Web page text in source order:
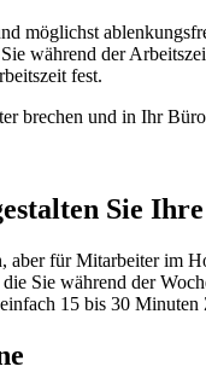
möglichst
während der
fest.
brechen und in Ihr
Sie
aber für Mitarbeiter im
Sie während der
15 bis 30